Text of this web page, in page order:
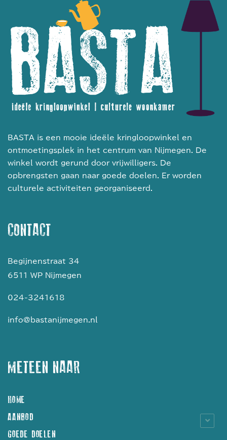
BASTA is een mooie ideële kringloopwinkel en
ontmoetingsplek in het centrum van Nijmegen. De
winkel wordt gerund door vrijwilligers. De
opbrengsten gaan naar goede doelen. Er worden
culturele activiteiten georganiseerd.
CONTACT
Begijnenstraat 34
6511 WP Nijmegen
024-3241618
info@bastanijmegen.nl
METEEN NAAR
HOME
AANBOD
GOEDE DOELEN